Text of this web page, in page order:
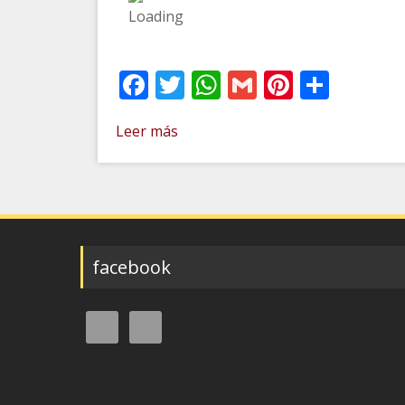
Facebook
Twitter
WhatsApp
GmailPinterest
Leer más
facebook